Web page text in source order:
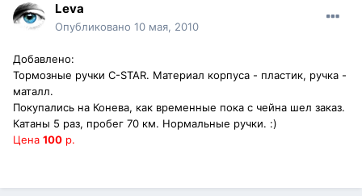
Leva
Опубликовано 10 мая, 2010
Добавлено:
Тормозные ручки C-STAR. Материал корпуса - пластик, ручка -
маталл.
Покупались на Конева, как временные пока с чейна шел заказ.
Катаны 5 раз, пробег 70 км. Нормальные ручки. :)
Цена 100 р.